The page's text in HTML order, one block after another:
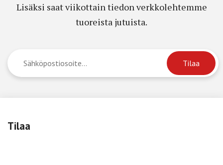
Lisäksi saat viikottain tiedon verkkolehtemme
tuoreista jutuista.
Tilaa